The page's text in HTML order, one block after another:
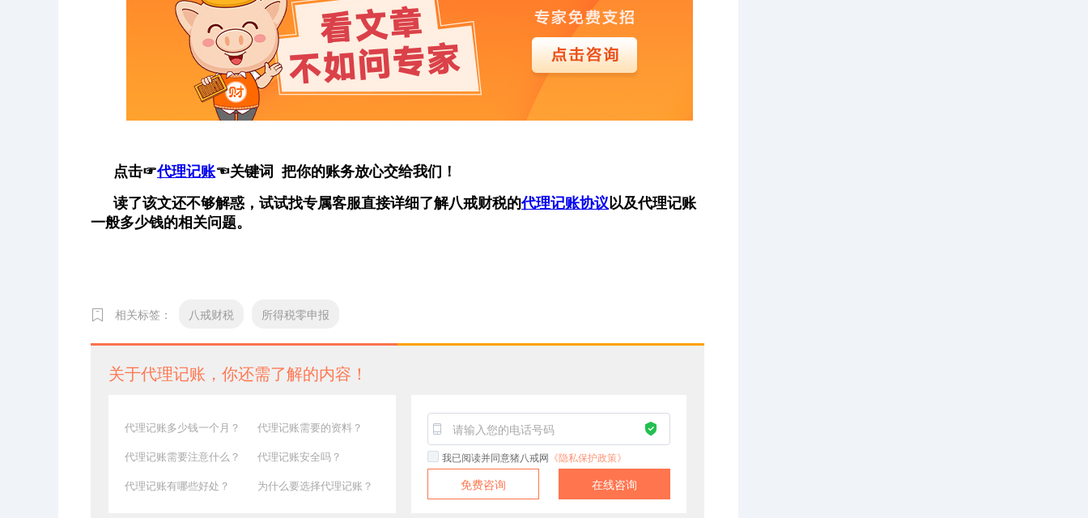
点击☞代理记账☜关键词 把你的账务放心交给我们！
读了该文还不够解惑，试试找专属客服直接详细了解八戒财税的代理记账协议以及代理记账
一般多少钱的相关问题。
相关标签： 八戒财税 所得税零申报
关于代理记账，你还需了解的内容！
代理记账多少钱一个月？
代理记账需要的资料？
代理记账需要注意什么？
代理记账安全吗？
代理记账有哪些好处？
为什么要选择代理记账？
我已阅读并同意猪八戒网 《隐私保护政策》
免费咨询 在线咨询